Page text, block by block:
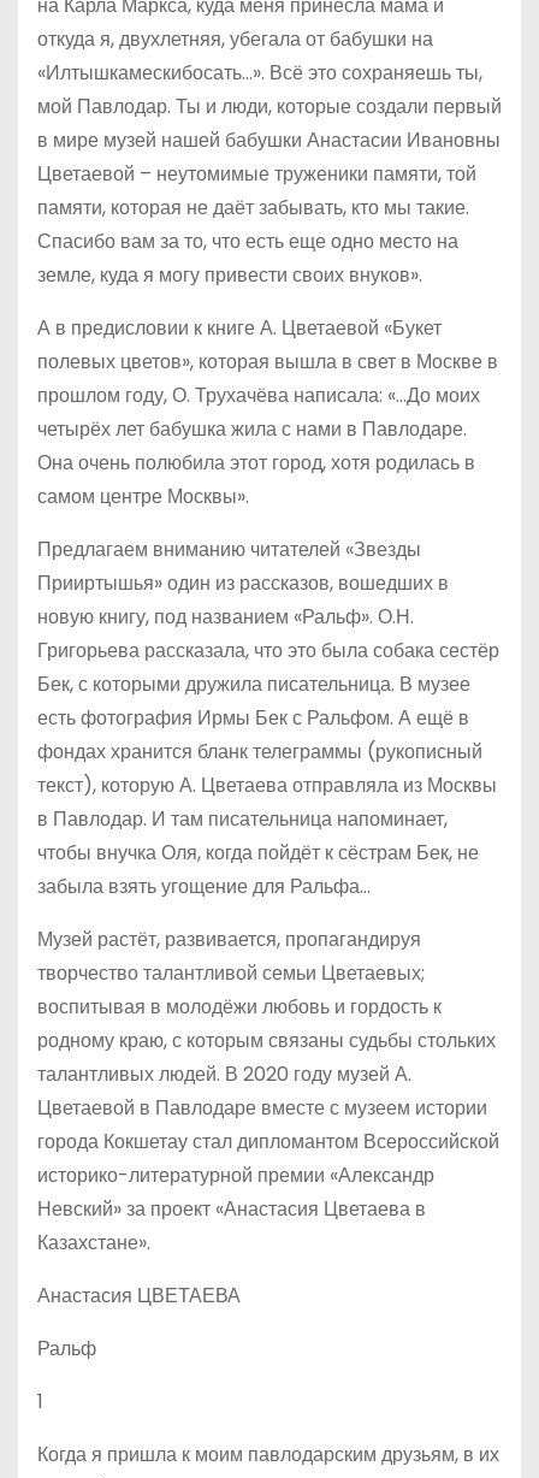
откуда я, двухлетняя, убегала от бабушки на
«Илтышкамескибосать…». Всё это сохраняешь ты,
мой Павлодар. Ты и люди, которые создали первый
в мире музей нашей бабушки Анастасии Ивановны
Цветаевой – неутомимые труженики памяти, той
памяти, которая не даёт забывать, кто мы такие.
Спасибо вам за то, что есть еще одно место на
земле, куда я могу привести своих внуков».
А в предисловии к книге А. Цветаевой «Букет
полевых цветов», которая вышла в свет в Москве в
прошлом году, О. Трухачёва написала: «…До моих
четырёх лет бабушка жила с нами в Павлодаре.
Она очень полюбила этот город, хотя родилась в
самом центре Москвы».
Предлагаем вниманию читателей «Звезды
Прииртышья» один из рассказов, вошедших в
новую книгу, под названием «Ральф». О.Н.
Григорьева рассказала, что это была собака сестёр
Бек, с которыми дружила писательница. В музее
есть фотография Ирмы Бек с Ральфом. А ещё в
фондах хранится бланк телеграммы (рукописный
текст), которую А. Цветаева отправляла из Москвы
в Павлодар. И там писательница напоминает,
чтобы внучка Оля, когда пойдёт к сёстрам Бек, не
забыла взять угощение для Ральфа…
Музей растёт, развивается, пропагандируя
творчество талантливой семьи Цветаевых;
воспитывая в молодёжи любовь и гордость к
родному краю, с которым связаны судьбы стольких
талантливых людей. В 2020 году музей А.
Цветаевой в Павлодаре вместе с музеем истории
города Кокшетау стал дипломантом Всероссийской
историко-литературной премии «Александр
Невский» за проект «Анастасия Цветаева в
Казахстане».
Анастасия ЦВЕТАЕВА
Ральф
1
Когда я пришла к моим павлодарским друзьям, в их